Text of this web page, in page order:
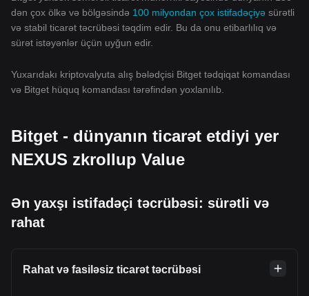
dən çox ölkə və bölgəsində 100 milyondan çox istifadəçiyə sürətli
və stabil ticarət təcrübəsi təqdim edir. Bu da onu etibarlılıq və
sürət istəyənlər üçün uyğun edir.
Yuxarıdakı kriptovalyuta alış bələdçisi Bitget tədqiqat komandası
və Bitget hüquq komandası tərəfindən yoxlanılıb.
Bitget - dünyanın ticarət etdiyi yer
NEXUS zkrollup Value
Ən yaxşı istifadəçi təcrübəsi: sürətli və
rahat
Rahat və fasiləsiz ticarət təcrübəsi